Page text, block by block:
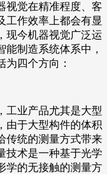
视觉在精准程度、客
工作效率上都会有显
现今机器视觉广泛运
能制造系统体系中，
四个方向：
业产品尤其是大型
由于大型构件的体积
传统的测量方式带来
技术是一种基于光学
学的无接触的测量方